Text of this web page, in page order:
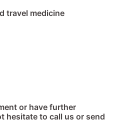
travel medicine
or have further
hesitate to call us or send